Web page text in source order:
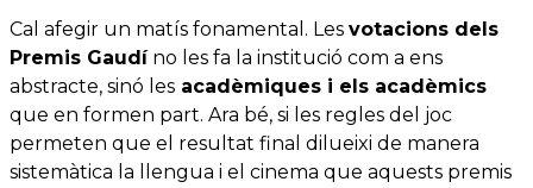
Cal afegir un matís fonamental. Les votacions dels
Premis Gaudíno les fa la institució com a ens
abstracte, sinó les acadèmiques i els acadèmics
que en formen part. Ara bé, si les regles del joc
permeten que el resultat final dilueixi de manera
sistemàtica la llengua i el cinema que aquests premis